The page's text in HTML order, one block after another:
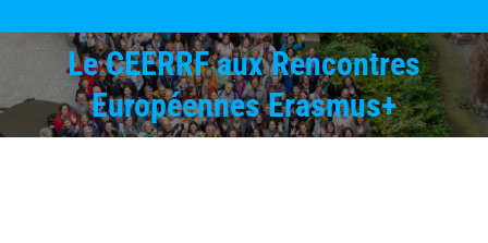
Le CEERRF aux Rencontres
Européennes Erasmus+
Vous êtes ici :